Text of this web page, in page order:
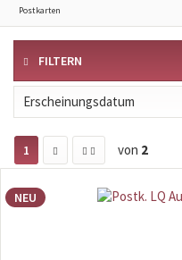
Postkarten
FILTERN
1 von 2
NEU